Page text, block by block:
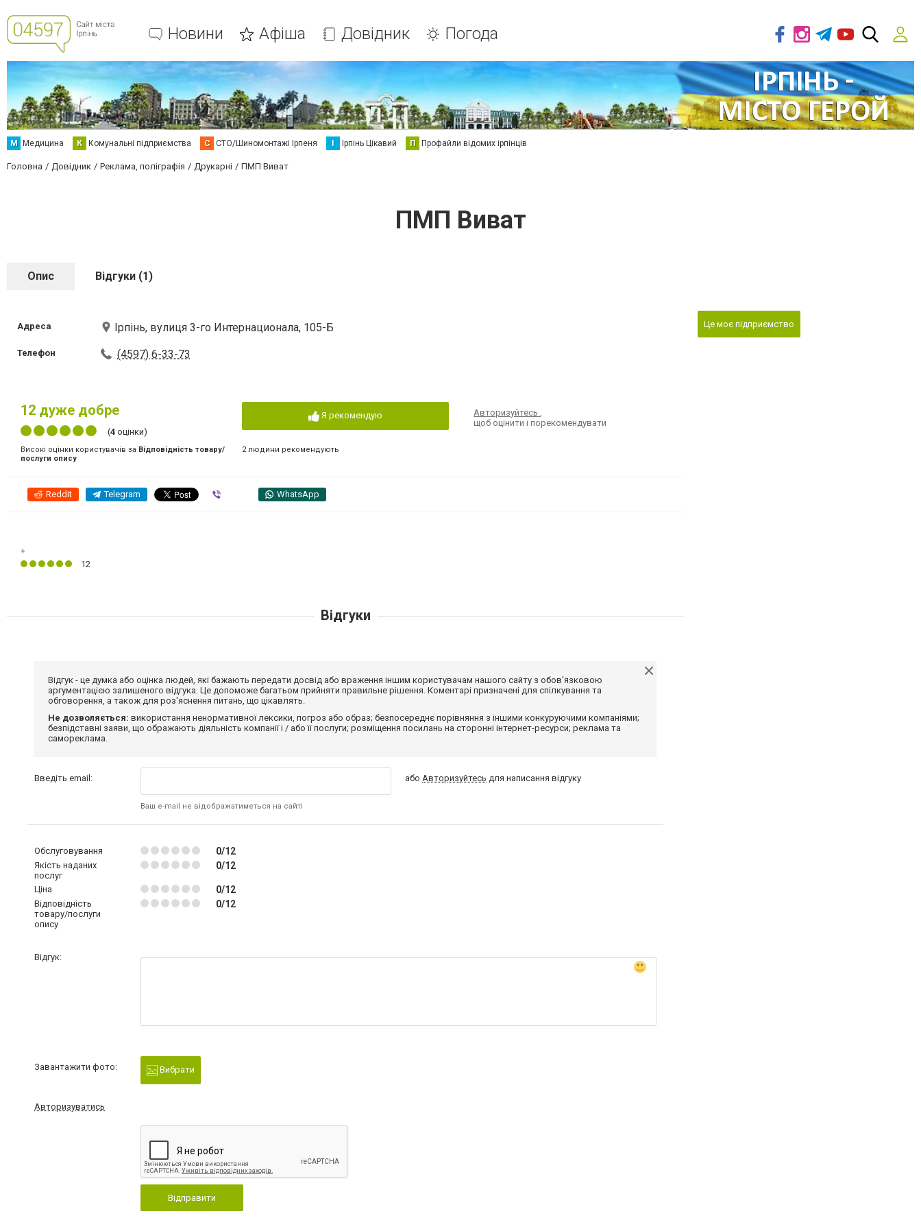
Новини Афіша Довідник Погода
М Медицина К Комунальні підприємства С СТО/Шиномонтажі Ірпеня І Ірпінь Цікавий П Профайли відомих ірпінців
Головна Довідник Реклама, поліграфія Друкарні ПМП Виват
ПМП Виват
Опис Відгуки (1)
Адреса Ірпінь, вулиця 3-го Интернационала, 105-Б
Телефон (4597) 6-33-73
12 дуже добре
(4 оцінки)
Високі оцінки користувачів за Відповідність товару/
послуги опису
Я рекомендую
2 людини рекомендують
Авторизуйтесь,
щоб оцінити і порекомендувати
Reddit Telegram WhatsApp
+
12
Це моє підприємство
Відгуки
Відгук - це думка або оцінка людей, які бажають передати досвід або враження іншим користувачам нашого сайту з обов'язковою
аргументацією залишеного відгука. Це допоможе багатьом прийняти правильне рішення. Коментарі призначені для спілкування та
обговорення, а також для роз'яснення питань, що цікавлять.
Не дозволяється: використання ненормативної лексики, погроз або образ; безпосереднє порівняння з іншими конкуруючими компаніями;
безпідставні заяви, що ображають діяльність компанії і / або її послуги; розміщення посилань на сторонні інтернет-ресурси; реклама та
самореклама.
Введіть email:
Ваш e-mail не відображатиметься на сайті
абоАвторизуйтесь для написання відгуку
Обслуговування 0/12
Якість наданих
послуг
0/12
Ціна 0/12
Відповідність
товару/послуги
опису
0/12
Відгук:
Завантажити фото: Вибрати
Авторизуватись
Відправити